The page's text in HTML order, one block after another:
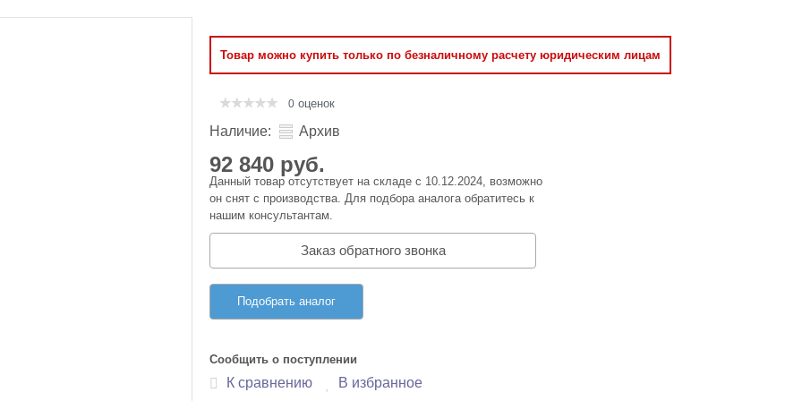
Товар можно купить только по безналичному расчету юридическим лицам
0 оценок
Наличие: Архив
92 840 руб.
Данный товар отсутствует на складе с 10.12.2024, возможно
он снят с производства. Для подбора аналога обратитесь к
нашим консультантам.
Заказ обратного звонка
Подобрать аналог
Сообщить о поступлении
К сравнению В избранное
память